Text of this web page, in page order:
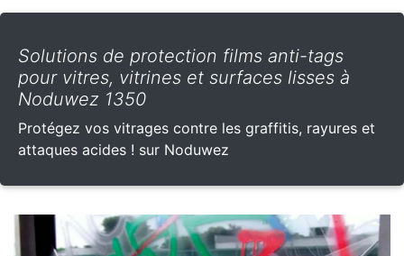
Solutions de protection films anti-tags
pour vitres, vitrines et surfaces lisses à
Noduwez 1350
Protégez vos vitrages contre les graffitis, rayures et
attaques acides ! sur Noduwez